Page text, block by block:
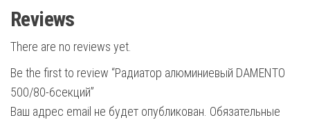
Reviews
There are no reviews yet.
Be the first to review “Радиатор алюминиевый DAMENTO
500/80-6секций”
Ваш адрес email не будет опубликован. Обязательные